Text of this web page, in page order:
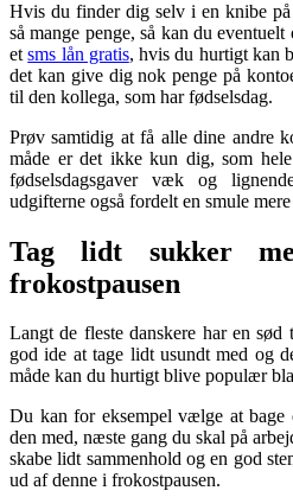
Hvis du finder dig selv i en knibe
så mange penge, så kan du
etsms lån gratis, hvis du hurtigt kan
det kan give dig nok penge på
til den kollega, som har fødselsdag.
Prøv samtidig at få alle dine andre
måde er det ikke kun dig, som
fødselsdagsgaver væk og
udgifterne også fordelt en smule
Tag lidt sukker
frokostpausen
Langt de fleste danskere har en
god ide at tage lidt usundt med og
måde kan du hurtigt blive populær
Du kan for eksempel vælge at bage
den med, næste gang du skal på
skabe lidt sammenhold og en god
ud af denne i frokostpausen.